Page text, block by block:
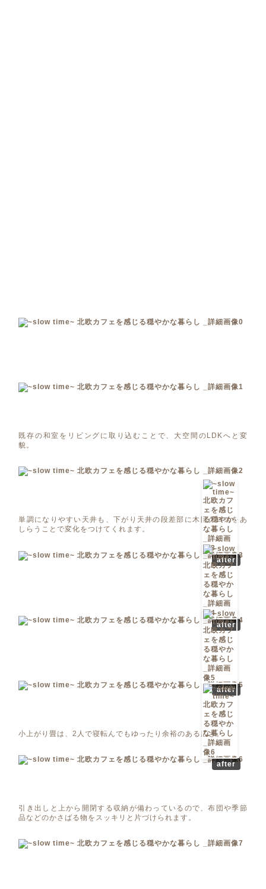
既存の和室をリビングに取り込むことで、大空間のLDKへと変
貌。
単調になりやすい天井も、下がり天井の段差部に木目クロスをあ
しらうことで変化をつけてくれます。
after
after
after
小上がり畳は、2人で寝転んでもゆったり余裕のある広さ。
after
引き出しと上から開閉する収納が備わっているので、布団や季節
品などのかさばる物をスッキリと片づけられます。